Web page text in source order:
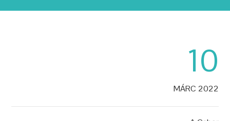
10
MÁRC 2022